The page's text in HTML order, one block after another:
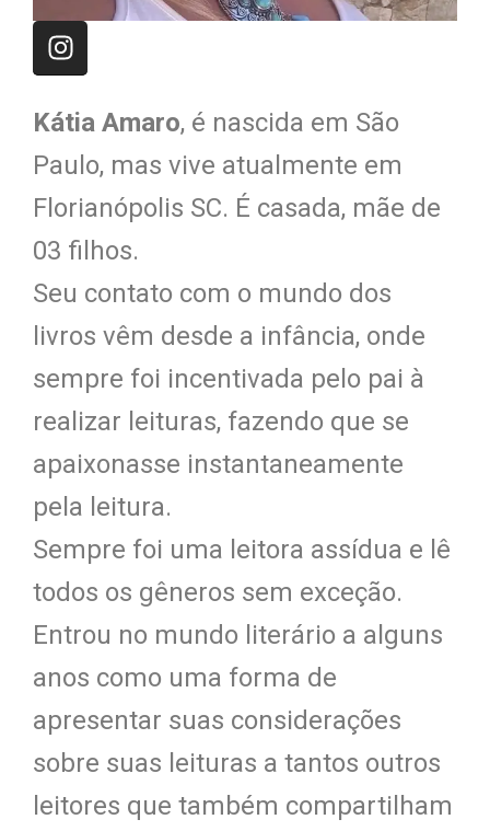
Kátia Amaro, é nascida em São
Paulo, mas vive atualmente em
Florianópolis SC. É casada, mãe de
03 filhos.
Seu contato com o mundo dos
livros vêm desde a infância, onde
sempre foi incentivada pelo pai à
realizar leituras, fazendo que se
apaixonasse instantaneamente
pela leitura.
Sempre foi uma leitora assídua e lê
todos os gêneros sem exceção.
Entrou no mundo literário a alguns
anos como uma forma de
apresentar suas considerações
sobre suas leituras a tantos outros
leitores que também compartilham